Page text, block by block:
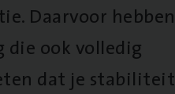
Daarvoor hebben
die ook volledig
dat je stabiliteit